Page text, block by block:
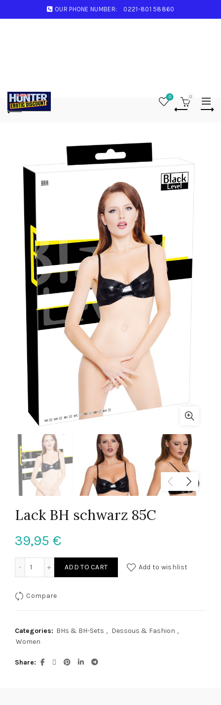
OUR PHONE NUMBER: 0221-801 58860
0 0
Lack BH schwarz 85C
39,95 €
Lack BH schwarz 85C quantity
ADD TO CART Add to wishlist
Compare
Categories: BHs & BH-Sets , Dessous & Fashion ,
Women
Share